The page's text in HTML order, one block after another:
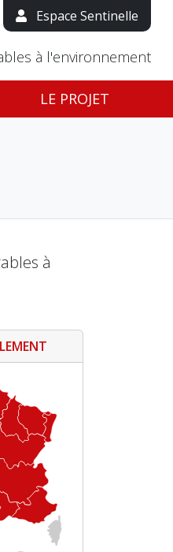
Espace Sentinelle
à l'environnement
LE PROJET
à